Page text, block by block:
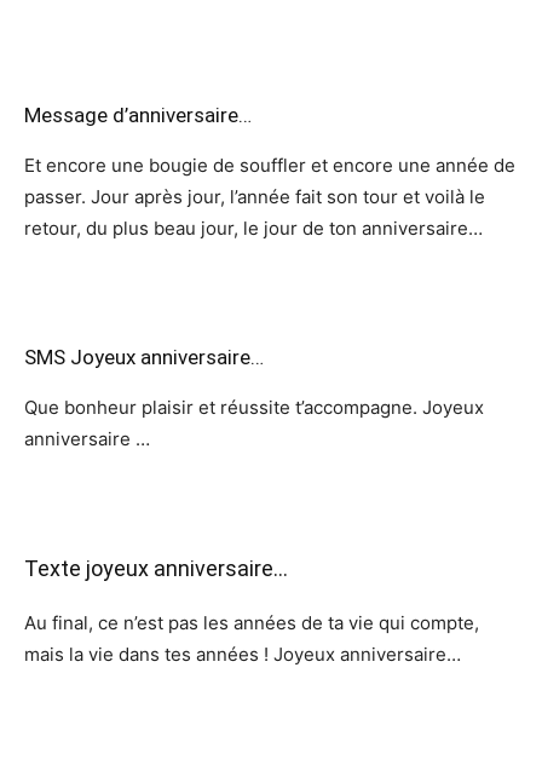
Message d’anniversaire…
Et encore une bougie de souffler et encore une année de
passer. Jour après jour, l’année fait son tour et voilà le
retour, du plus beau jour, le jour de ton anniversaire…
SMS Joyeux anniversaire…
Que bonheur plaisir et réussite t’accompagne. Joyeux
anniversaire …
Texte joyeux anniversaire…
Au final, ce n’est pas les années de ta vie qui compte,
mais la vie dans tes années ! Joyeux anniversaire…